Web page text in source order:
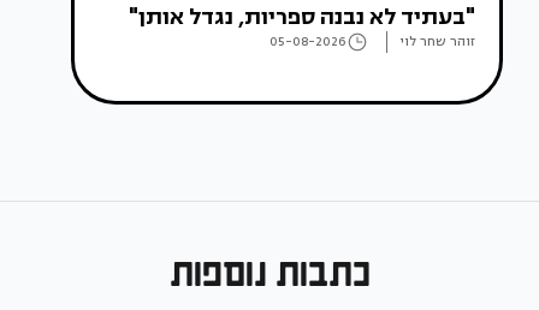
"בעתיד לא נבנה ספריות, נגדל אותן"
זוהר שחר לוי 05-08-2026
כתבות נוספות